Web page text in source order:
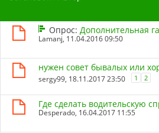
Опрос: Дополнительная
Lamanj, 11.04.2016 09:50
нужен совет бывалых или
sergy99, 18.11.2017 23:50 1 2
Где сделать водительскую
Desperado, 16.04.2017 11:55